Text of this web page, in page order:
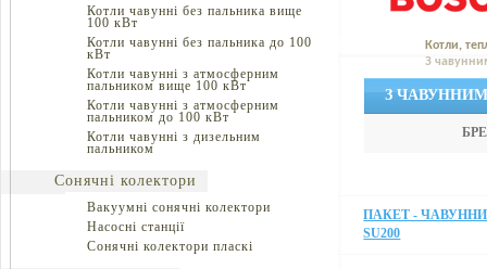
Котли чавунні без пальника вище
100 кВт
Котли чавунні без пальника до 100
кВт
Котли чавунні з атмосферним
пальником вище 100 кВт
Котли чавунні з атмосферним
пальником до 100 кВт
Котли чавунні з дизельним
пальником
Сонячні колектори
Вакуумні сонячні колектори
Насосні станції
Сонячні колектори пласкі
Котли,
З
З
ПАКЕТ -
SU200